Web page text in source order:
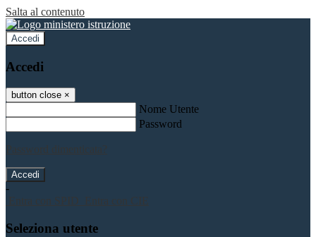
Salta al contenuto
Accedi
Accedi
button close ×
Nome Utente
Password
Password dimenticata?
-
Entra con SPID
Entra con CIE
Seleziona utente